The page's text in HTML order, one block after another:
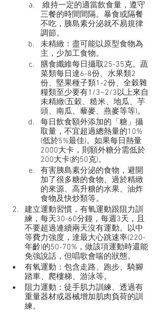
三餐的時間間隔。暴食或隔餐
不吃，胰島素分泌就不易規律
調節。
未精緻：盡可能以原型食物為
主，少加工食物。
膳食纖維每日攝取25-35克。蔬
菜類每日達6-8份、水果類2
份、堅果種子類1-2份、全穀雜
糧類至少要有1/3~2/3以上來自
未精緻(五穀、糙米、地瓜、芋
頭、南瓜、藜麥、燕麥等等)。
每日飲食額外添加的「糖」攝
取量，不宜超過總熱量的10%
(低於5%最佳)。如果每日熱量
2000大卡，則額外糖分需低於
200大卡(約50克)。
有害胰島素分泌的食物，避開
加了很多糖的食物、過於精緻
的來源、高升糖的水果、油炸
食物及快炒類等。
建立運動習慣，有氧運動跟阻力訓
練，每天30-60分鐘，每週3天，且
不要超過連續兩天沒有運動。以中
等費力強度，達最大心跳速率(220-
年齡)的50-70%，做該項運動時還能
免強說話，但唱歌會喘的狀態。
有氧運動：包含走路、跑步、騎腳
踏車、爬樓梯、游泳等。
阻力運動：徒手肌力訓練、透過有
重量器材或器械增加肌肉負荷的訓
練。